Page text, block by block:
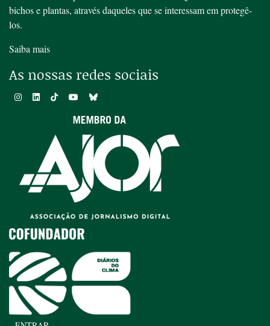
bichos e plantas, através daqueles que se interessam em protegê-
los.
Saiba mais
As nossas redes sociais